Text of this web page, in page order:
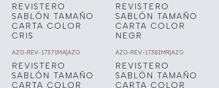
REVISTERO
SABLÓN TAMAÑO
CARTA COLOR
CRIS
REVISTERO
SABLÓN TAMAÑO
CARTA COLOR
NEGR
AZO-REV-17371MA|AZO
REVISTERO
SABLÓN TAMAÑO
CARTA COLOR
AZO-REV-1738IMR|AZO
REVISTERO
SABLÓN TAMAÑO
CARTA COLOR